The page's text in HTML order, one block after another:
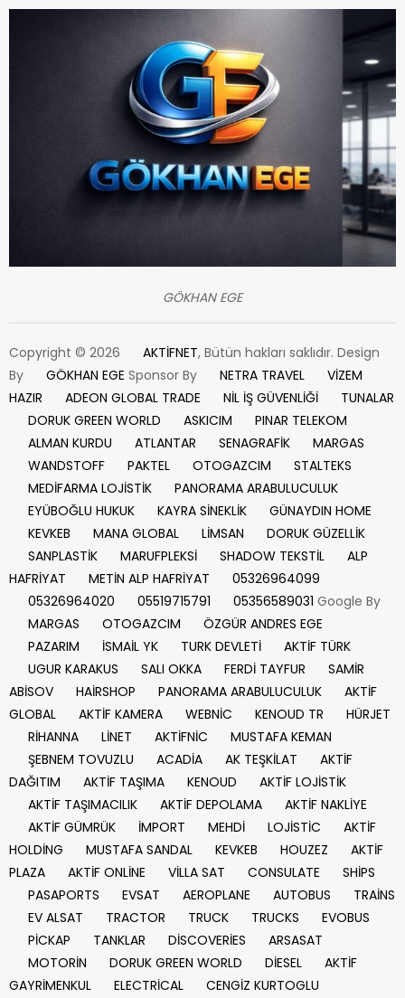
GÖKHAN EGE
Copyright © 2026 AKTİFNET, Bütün hakları saklıdır. Design
By
GÖKHAN EGE Sponsor By NETRA TRAVEL
VİZEM
HAZIR
ADEON GLOBAL TRADE NİL İŞ GÜVENLİĞİ
TUNALAR
DORUK GREEN WORLD
ASKICIM
PINAR TELEKOM
ALMAN KURDU
ATLANTAR SENAGRAFİK
MARGAS
WANDSTOFF
PAKTEL OTOGAZCIM
STALTEKS
MEDİFARMA LOJİSTİK
PANORAMA ARABULUCULUK
EYÜBOĞLU HUKUK
KAYRA SİNEKLİK
GÜNAYDIN HOME
KEVKEB
MANA GLOBAL LİMSAN
DORUK GÜZELLİK
SANPLASTİK
MARUFPLEKSİ SHADOW TEKSTİL
ALP
HAFRİYAT
METİN ALP HAFRİYAT
05326964099
05326964020
05519715791 05356589031 Google By
MARGAS
OTOGAZCIM
ÖZGÜR ANDRES EGE
PAZARIM
İSMAİL YK TURK DEVLETİ
AKTİF TÜRK
UGUR KARAKUS
SALI OKKA FERDİ TAYFUR
SAMİR
ABİSOV
HAİRSHOP PANORAMA ARABULUCULUK
AKTİF
GLOBAL
AKTİF KAMERA WEBNİC KENOUD TR
HÜRJET
RİHANNA
LİNET AKTİFNİC
MUSTAFA KEMAN
ŞEBNEM TOVUZLU
ACADİA AK TEŞKİLAT
AKTİF
DAĞITIM
AKTİF TAŞIMA KENOUD
AKTİF LOJİSTİK
AKTİF TAŞIMACILIK
AKTİF DEPOLAMA
AKTİF NAKLİYE
AKTİF GÜMRÜK
İMPORT MEHDİ LOJİSTİC
AKTİF
HOLDİNG
MUSTAFA SANDAL KEVKEB HOUZEZ
AKTİF
PLAZA
AKTİF ONLİNE VİLLA SAT CONSULATE
SHİPS
PASAPORTS
EVSAT AEROPLANE AUTOBUS
TRAİNS
EV ALSAT
TRACTOR TRUCK TRUCKS
EVOBUS
PİCKAP
TANKLAR DİSCOVERİES
ARSASAT
MOTORİN
DORUK GREEN WORLD DİESEL
AKTİF
GAYRİMENKUL
ELECTRİCAL
CENGİZ KURTOGLU